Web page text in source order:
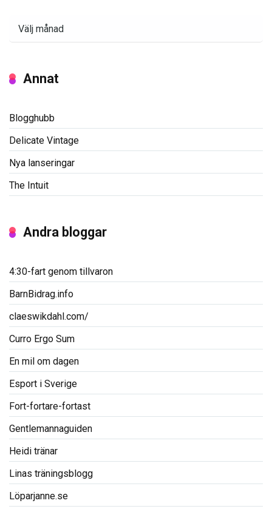
Annat
Blogghubb
Delicate Vintage
Nya lanseringar
The Intuit
Andra bloggar
4:30-fart genom tillvaron
BarnBidrag.info
claeswikdahl.com/
Curro Ergo Sum
En mil om dagen
Esport i Sverige
Fort-fortare-fortast
Gentlemannaguiden
Heidi tränar
Linas träningsblogg
Löparjanne.se